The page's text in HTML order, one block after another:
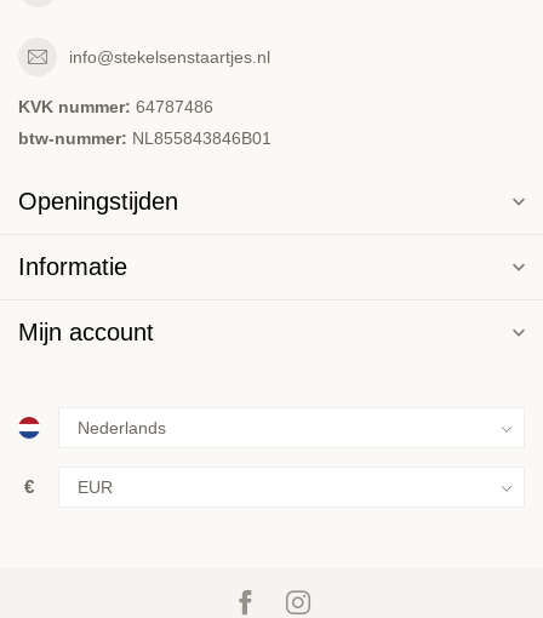
info@stekelsenstaartjes.nl
KVK nummer: 64787486
btw-nummer: NL855843846B01
Openingstijden
Informatie
Mijn account
€